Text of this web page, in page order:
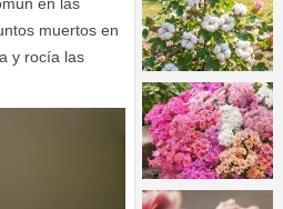
muertos en
y rocía las